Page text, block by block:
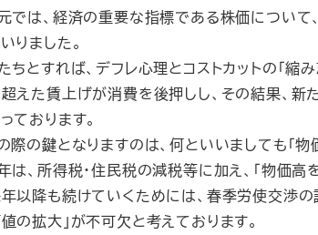
では、経済の重要な指標である株価について
りました。
ちとすれば、デフレ心理とコストカットの「縮
えた賃上げが消費を後押しし、その結果、
ております。
際の鍵となりますのは、何といいましても「物
は、所得税・住民税の減税等に加え、「物価
以降も続けていくためには、春季労使交渉
の拡大」が不可欠と考えております。